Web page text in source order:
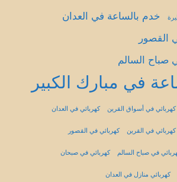
خدم بالساعة في العدان
القصور
صباح السالم
في مبارك الكبير
كهربائي في أسواق القرين كهربائي في العدان
كهربائي في القرين كهربائي في القصور
في صباح السالم كهربائي في صبحان
كهربائي منازل في العدان